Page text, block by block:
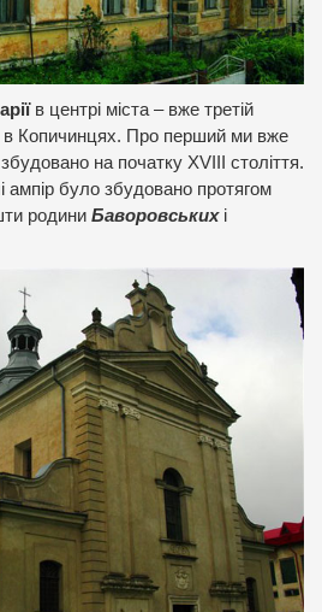
в центрі міста – вже третій
в Копичинцях. Про перший ми вже
на початку XVIII століття.
ампір було збудовано протягом
родини Баворовських і